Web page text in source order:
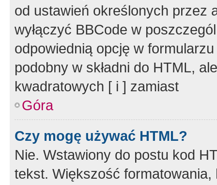
od ustawień określonych przez
wyłączyć BBCode w
odpowiednią opcję w
podobny w składni do HTML,
kwadratowych [ i ] zamiast
Góra
Czy mogę używać HTML?
Nie. Wstawiony do postu kod
tekst. Większość